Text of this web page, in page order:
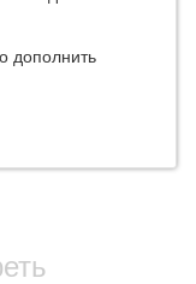
дополнить